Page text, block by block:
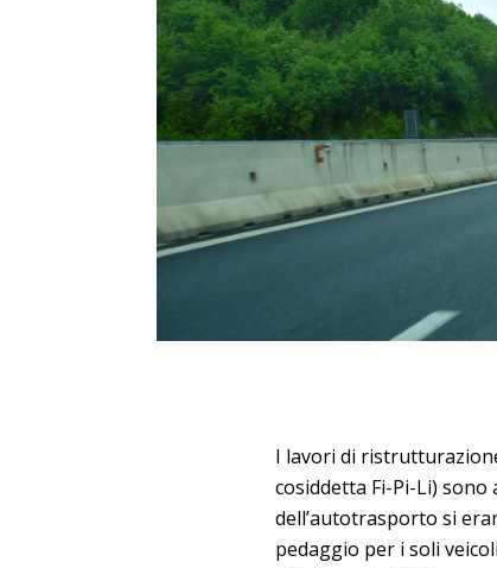
I lavori di
cosiddetta Fi-Pi-Li)
dell’autotrasporto si
pedaggio per i soli